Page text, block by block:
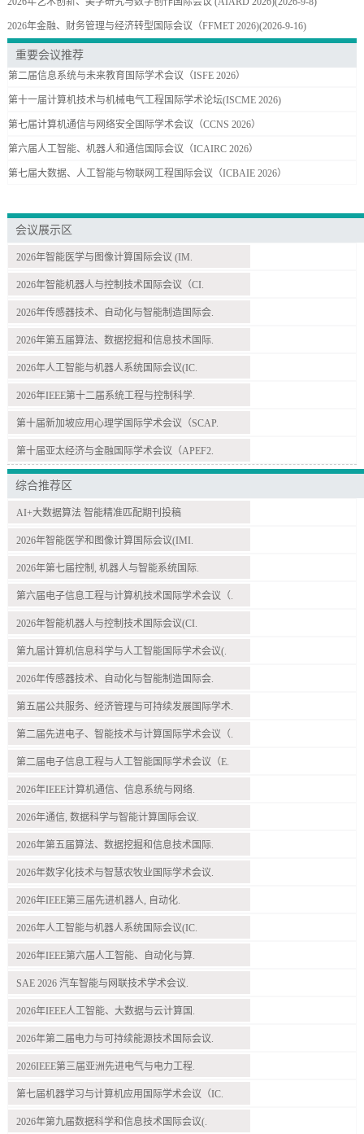
2026年金融、财务管理与经济转型国际会议（FFMET 2026)(2026-9-16)
重要会议推荐
第二届信息系统与未来教育国际学术会议（ISFE 2026）
第十一届计算机技术与机械电气工程国际学术论坛(ISCME 2026)
第七届计算机通信与网络安全国际学术会议（CCNS 2026）
第六届人工智能、机器人和通信国际会议（ICAIRC 2026）
第七届大数据、人工智能与物联网工程国际会议（ICBAIE 2026）
会议展示区
2026年智能医学与图像计算国际会议 (IM.
2026年智能机器人与控制技术国际会议（CI.
2026年传感器技术、自动化与智能制造国际会.
2026年第五届算法、数据挖掘和信息技术国际.
2026年人工智能与机器人系统国际会议(IC.
2026年IEEE第十二届系统工程与控制科学.
第十届新加坡应用心理学国际学术会议（SCAP.
第十届亚太经济与金融国际学术会议（APEF2.
综合推荐区
AI+大数据算法 智能精准匹配期刊投稿
2026年智能医学和图像计算国际会议(IMI.
2026年第七届控制, 机器人与智能系统国际.
第六届电子信息工程与计算机技术国际学术会议（.
2026年智能机器人与控制技术国际会议(CI.
第九届计算机信息科学与人工智能国际学术会议(.
2026年传感器技术、自动化与智能制造国际会.
第五届公共服务、经济管理与可持续发展国际学术.
第二届先进电子、智能技术与计算国际学术会议（.
第二届电子信息工程与人工智能国际学术会议（E.
2026年IEEE计算机通信、信息系统与网络.
2026年通信, 数据科学与智能计算国际会议.
2026年第五届算法、数据挖掘和信息技术国际.
2026年数字化技术与智慧农牧业国际学术会议.
2026年IEEE第三届先进机器人, 自动化.
2026年人工智能与机器人系统国际会议(IC.
2026年IEEE第六届人工智能、自动化与算.
SAE 2026 汽车智能与网联技术学术会议.
2026年IEEE人工智能、大数据与云计算国.
2026年第二届电力与可持续能源技术国际会议.
2026IEEE第三届亚洲先进电气与电力工程.
第七届机器学习与计算机应用国际学术会议（IC.
2026年第九届数据科学和信息技术国际会议(.